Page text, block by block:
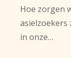
Hoe zorgen
asielzoekers
in onze…